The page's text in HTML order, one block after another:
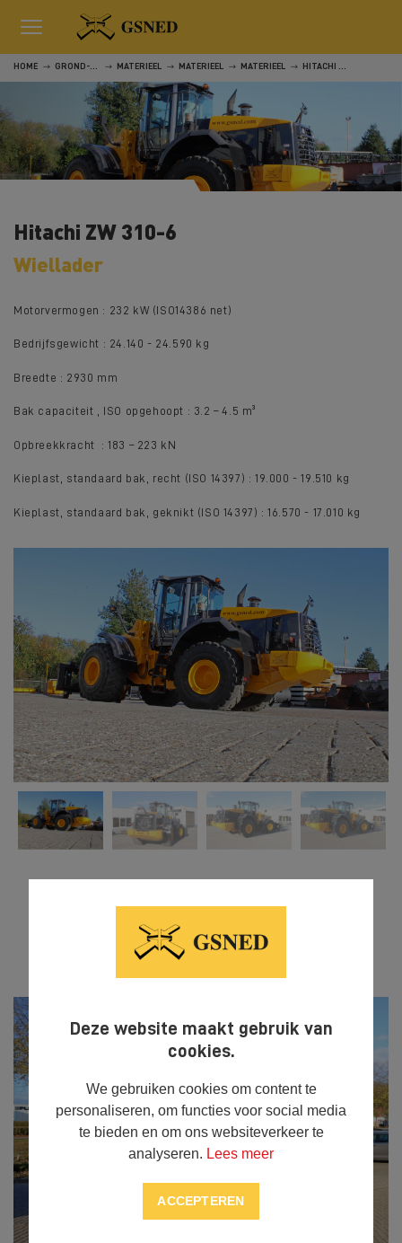
Deze website maakt gebruik van
cookies.
We gebruiken cookies om content te
personaliseren, om functies voor social media
te bieden en om ons websiteverkeer te
analyseren. Lees meer
ACCEPTEREN
HOME GROND-, WEG- EN WATERWERKEN MATERIEEL MATERIEEL MATERIEEL HITACHI ZW 310-6
Hitachi ZW 310-6
Wiellader
Motorvermogen : 232 kW (ISO14386 net)
Bedrijfsgewicht : 24.140 - 24.590 kg
Breedte : 2930 mm
Bak capaciteit , ISO opgehoopt : 3.2 – 4.5 m³
Opbreekkracht : 183 – 223 kN
Kieplast, standaard bak, recht (ISO 14397) : 19.000 - 19.510 kg
Kieplast, standaard bak, geknikt (ISO 14397) : 16.570 - 17.010 kg